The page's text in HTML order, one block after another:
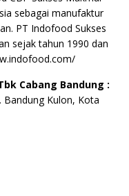
sebagai manufaktur
PT Indofood Sukses
sejak tahun 1990 dan
Cabang Bandung :
Bandung Kulon, Kota